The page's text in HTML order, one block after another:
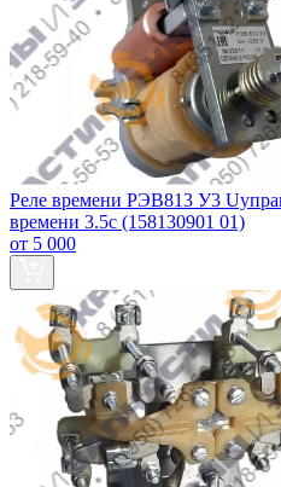
Реле времени РЭВ813 У3
времени 3.5с (158130901 01)
от 5 000